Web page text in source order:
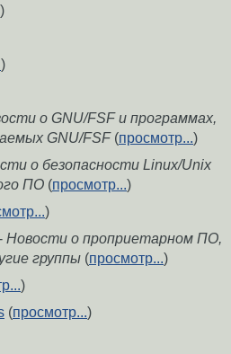
)
)
о GNU/FSF и программах,
GNU/FSF(просмотр...)
о безопасности Linux/Unix
ПО (просмотр...)
)
Новости о проприетарном ПО,
группы (просмотр...)
)
(просмотр...)